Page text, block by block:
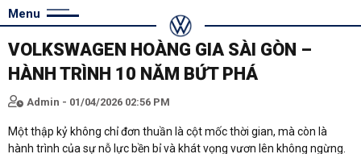
Menu
VOLKSWAGEN HOÀNG GIA SÀI GÒN –
HÀNH TRÌNH 10 NĂM BỨT PHÁ
Admin - 01/04/2026 02:56 PM
Một thập kỷ không chỉ đơn thuần là cột mốc thời gian, mà còn là
hành trình của sự nỗ lực bền bỉ và khát vọng vươn lên không ngừng.